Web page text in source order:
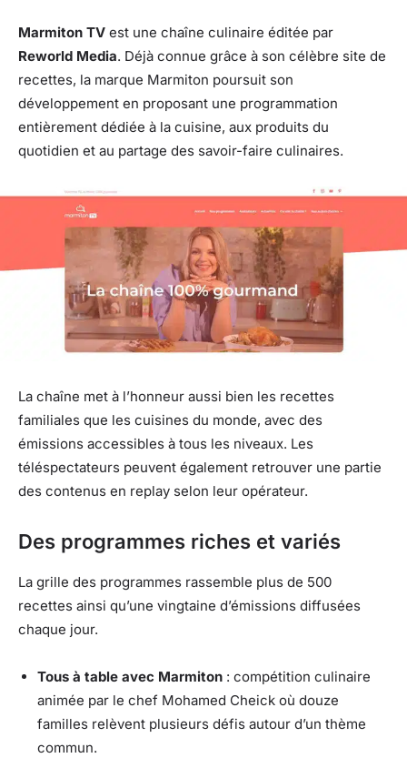
Marmiton TV est une chaîne culinaire éditée par
Reworld Media. Déjà connue grâce à son célèbre site de
recettes, la marque Marmiton poursuit son
développement en proposant une programmation
entièrement dédiée à la cuisine, aux produits du
quotidien et au partage des savoir-faire culinaires.
La chaîne met à l’honneur aussi bien les recettes
familiales que les cuisines du monde, avec des
émissions accessibles à tous les niveaux. Les
téléspectateurs peuvent également retrouver une partie
des contenus en replay selon leur opérateur.
Des programmes riches et variés
La grille des programmes rassemble plus de 500
recettes ainsi qu’une vingtaine d’émissions diffusées
chaque jour.
Tous à table avec Marmiton : compétition culinaire
animée par le chef Mohamed Cheick où douze
familles relèvent plusieurs défis autour d’un thème
commun.